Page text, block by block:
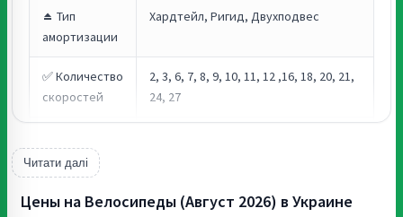
⏏️ Тип
амортизации
Хардтейл, Ригид, Двухподвес
✅ Количество
скоростей
2, 3, 6, 7, 8, 9, 10, 11, 12 ,16, 18, 20, 21,
24, 27
производства
✅ Гарантия От 12 месяцев
Читати далі
Цены на Велосипеды (Август 2026) в Украине